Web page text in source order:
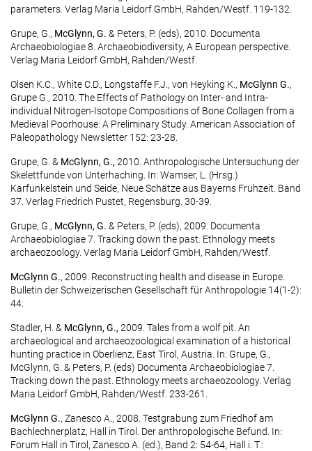
parameters. Verlag Maria Leidorf GmbH, Rahden/Westf. 119-132.
Grupe, G., McGlynn, G. & Peters, P. (eds), 2010. Documenta
Archaeobiologiae 8. Archaeobiodiversity, A European perspective.
Verlag Maria Leidorf GmbH, Rahden/Westf.
Olsen K.C., White C.D., Longstaffe F.J., von Heyking K., McGlynn G.,
Grupe G., 2010. The Effects of Pathology on Inter- and Intra-
individual Nitrogen-Isotope Compositions of Bone Collagen from a
Medieval Poorhouse: A Preliminary Study. American Association of
Paleopathology Newsletter 152: 23-28.
Grupe, G. & McGlynn, G., 2010. Anthropologische Untersuchung der
Skelettfunde von Unterhaching. In: Wamser, L. (Hrsg.)
Karfunkelstein und Seide, Neue Schätze aus Bayerns Frühzeit. Band
37. Verlag Friedrich Pustet, Regensburg. 30-39.
Grupe, G., McGlynn, G. & Peters, P. (eds), 2009. Documenta
Archaeobiologiae 7. Tracking down the past. Ethnology meets
archaeozoology. Verlag Maria Leidorf GmbH, Rahden/Westf.
McGlynn G., 2009. Reconstructing health and disease in Europe.
Bulletin der Schweizerischen Gesellschaft für Anthropologie 14(1-2):
44.
Stadler, H. & McGlynn, G., 2009. Tales from a wolf pit. An
archaeological and archaeozoological examination of a historical
hunting practice in Oberlienz, East Tirol, Austria. In: Grupe, G.,
McGlynn, G. & Peters, P. (eds) Documenta Archaeobiologiae 7.
Tracking down the past. Ethnology meets archaeozoology. Verlag
Maria Leidorf GmbH, Rahden/Westf. 233-261.
McGlynn G., Zanesco A., 2008. Testgrabung zum Friedhof am
Bachlechnerplatz, Hall in Tirol. Der anthropologische Befund. In:
Forum Hall in Tirol, Zanesco A. (ed.), Band 2: 54-64, Hall i. T.: